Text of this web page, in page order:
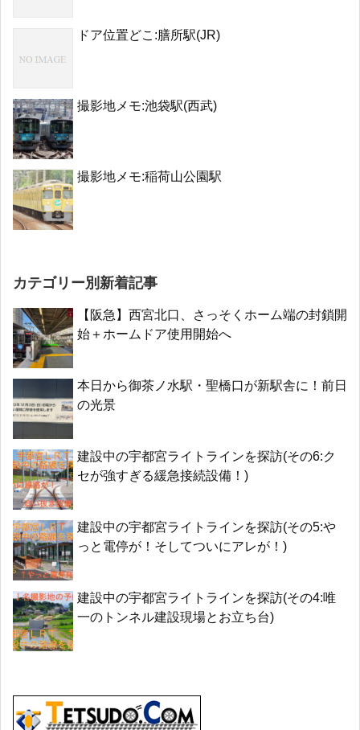
ドア位置どこ:膳所駅(JR)
撮影地メモ:池袋駅(西武)
撮影地メモ:稲荷山公園駅
カテゴリー別新着記事
【阪急】西宮北口、さっそくホーム端の封鎖開
始＋ホームドア使用開始へ
本日から御茶ノ水駅・聖橋口が新駅舎に！前日
の光景
建設中の宇都宮ライトラインを探訪(その6:ク
セが強すぎる緩急接続設備！)
建設中の宇都宮ライトラインを探訪(その5:や
っと電停が！そしてついにアレが！)
建設中の宇都宮ライトラインを探訪(その4:唯
一のトンネル建設現場とお立ち台)